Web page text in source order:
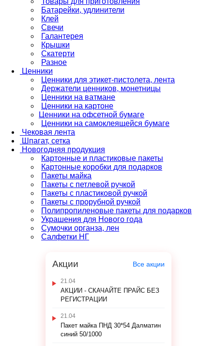
Батарейки, удлинители
Клей
Свечи
Галантерея
Крышки
Скатерти
Разное
Ценники
Ценники для этикет-пистолета, лента
Держатели ценников, монетницы
Ценники на ватмане
Ценники на картоне
Ценники на офсетной бумаге
Ценники на самоклеящейся бумаге
Чековая лента
Шпагат, сетка
Новогодняя продукция
Картонные и пластиковые пакеты
Картонные коробки для подарков
Пакеты майка
Пакеты с петлевой ручкой
Пакеты с пластиковой ручкой
Пакеты с прорубной ручкой
Полипропиленовые пакеты для подарков
Украшения для Нового года
Сумочки органза, лен
Салфетки НГ
Акции Все акции
21.04
АКЦИИ - СКАЧАЙТЕ ПРАЙС БЕЗ
РЕГИСТРАЦИИ
21.04
Пакет майка ПНД 30*54 Далматин
синий 50/1000